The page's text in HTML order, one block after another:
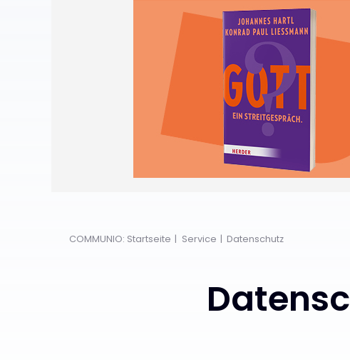
COMMUNIO: Startseite Service Datenschutz